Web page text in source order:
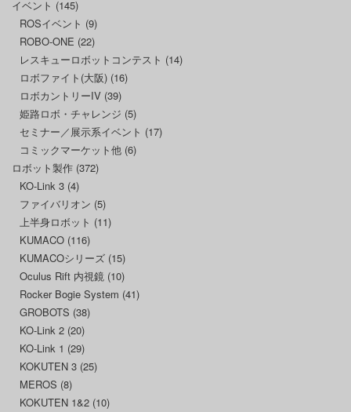
イベント (145)
ROSイベント (9)
ROBO-ONE (22)
レスキューロボットコンテスト (14)
ロボファイト(大阪) (16)
ロボカントリーIV (39)
姫路ロボ・チャレンジ (5)
セミナー／展示系イベント (17)
コミックマーケット他 (6)
ロボット製作 (372)
KO-Link 3 (4)
ファイバリオン (5)
上半身ロボット (11)
KUMACO (116)
KUMACOシリーズ (15)
Oculus Rift 内視鏡 (10)
Rocker Bogie System (41)
GROBOTS (38)
KO-Link 2 (20)
KO-Link 1 (29)
KOKUTEN 3 (25)
MEROS (8)
KOKUTEN 1&2 (10)